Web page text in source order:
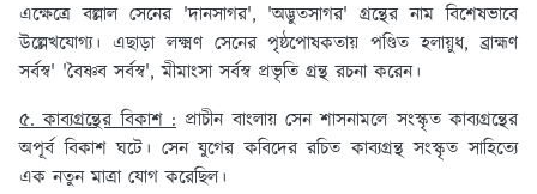
এক্ষেত্রে বল্লাল সেনের 'দানসাগর', 'অদ্ভুতসাগর' গ্রন্থের নাম বিশেষভাবে
উল্লেখযোগ্য। এছাড়া লক্ষ্মণ সেনের পৃষ্ঠপোষকতায় পণ্ডিত হলায়ুধ, ব্রাহ্মণ
সর্বস্ব' 'বৈষ্ণব সর্বস্ব', মীমাংসা সর্বস্ব প্রভৃতি গ্রন্থ রচনা করেন।
৫. কাব্যগ্রন্থের বিকাশ : প্রাচীন বাংলায় সেন শাসনামলে সংস্কৃত কাব্যগ্রন্থের
অপূর্ব বিকাশ ঘটে। সেন যুগের কবিদের রচিত কাব্যগ্রন্থ সংস্কৃত সাহিত্যে
এক নতুন মাত্রা যোগ করেছিল।